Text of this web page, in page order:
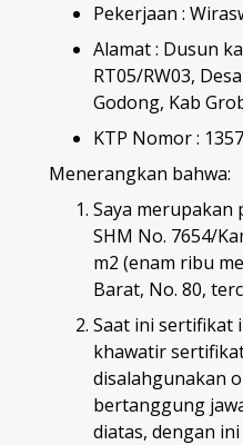
Pekerjaan :
Alamat : Dusun
RT05/RW03,
Godong, Kab
KTP Nomor :
Menerangkan bahwa:
Saya merupakan
SHM No. 7654/
m2 (enam ribu
Barat, No. 80,
Saat ini sertifikat
khawatir
disalahgunakan
bertanggung
diatas, dengan